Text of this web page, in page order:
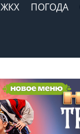
ЖКХ ПОГОДА